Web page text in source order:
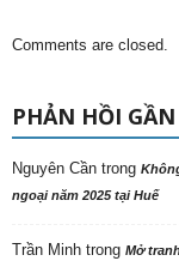
Comments are closed.
PHẢN HỒI
Nguyên Cần trong
ngoại năm 2025 tại Huế
Trần Minh trong Mở